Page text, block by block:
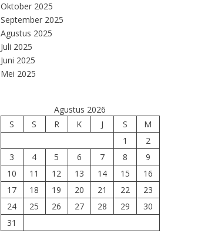
Oktober 2025
September 2025
Agustus 2025
Juli 2025
Juni 2025
Mei 2025
Agustus 2026
S
S R K J S
M
1
2
3
4 5 6 7 8
9
10
11 12 13 14 15
16
17
18 19 20 21 22
23
24
25 26 27 28 29
30
31